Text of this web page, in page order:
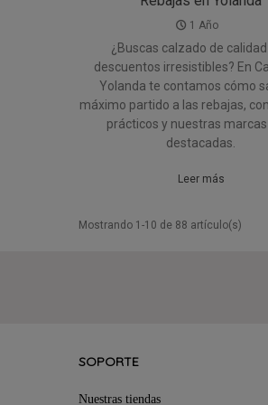
1 Año
¿Buscas calzado de
descuentos irresistibles? En
Yolanda te contamos cómo
máximo partido a las rebajas, con
prácticos y nuestras
destacadas.
Leer más
Mostrando 1-10 de 88 artículo(s)
SOPORTE
Nuestras tiendas